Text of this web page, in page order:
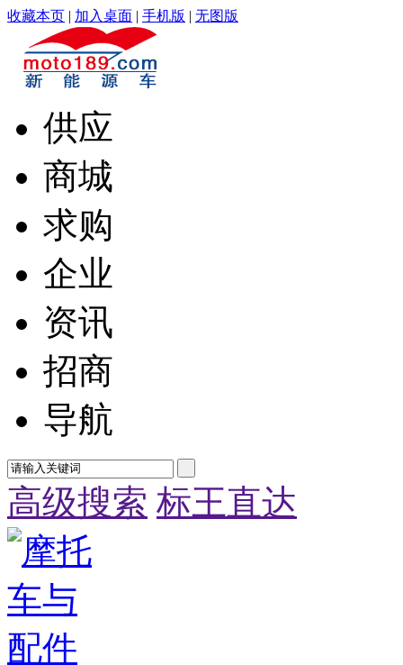
收藏本页 | 加入桌面 | 手机版 | 无图版
供应
商城
求购
企业
资讯
招商
导航
高级搜索 标王直达